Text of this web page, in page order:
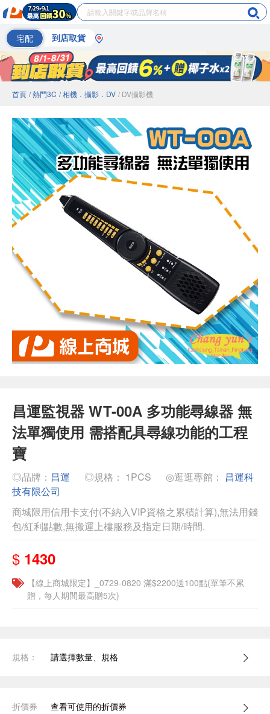
宅配 到店取貨
首頁 / 熱門3C / 相機．攝影．DV / DV攝影機
昌運監視器 WT-00A 多功能尋線器 無
法單獨使用 需搭配具尋線功能的工程
寶
◎品牌： 昌運 ◎規格： 1PCS ◎逛逛專館： 昌運科
技有限公司
商城限用信用卡支付(不納入VIP資格之累積計算),無法用錢
包/紅利點數,無搬運上樓服務及指定日期/時間.
$ 1430
【線上商城限定】_0729-0820 滿$2200送100點(單筆不累
贈，每人期間最高贈5次)
規格： 請選擇數量、規格
折價券 查看可使用的折價券